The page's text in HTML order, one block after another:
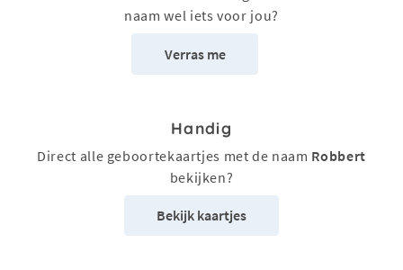
naam wel iets voor jou?
Verras me
Handig
Direct alle geboortekaartjes met de naam Robbert
bekijken?
Bekijk kaartjes